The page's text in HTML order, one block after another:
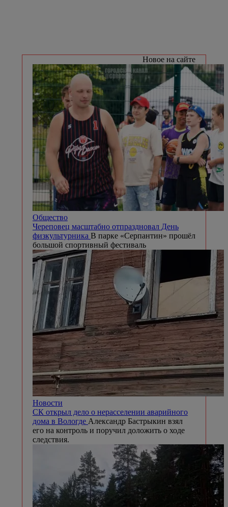
Новое на сайте
Общество
Череповец масштабно отпраздновал День
физкультурника В парке «Серпантин» прошёл
большой спортивный фестиваль
Новости
СК открыл дело о нерасселении аварийного
дома в Вологде Александр Бастрыкин взял
его на контроль и поручил доложить о ходе
следствия.